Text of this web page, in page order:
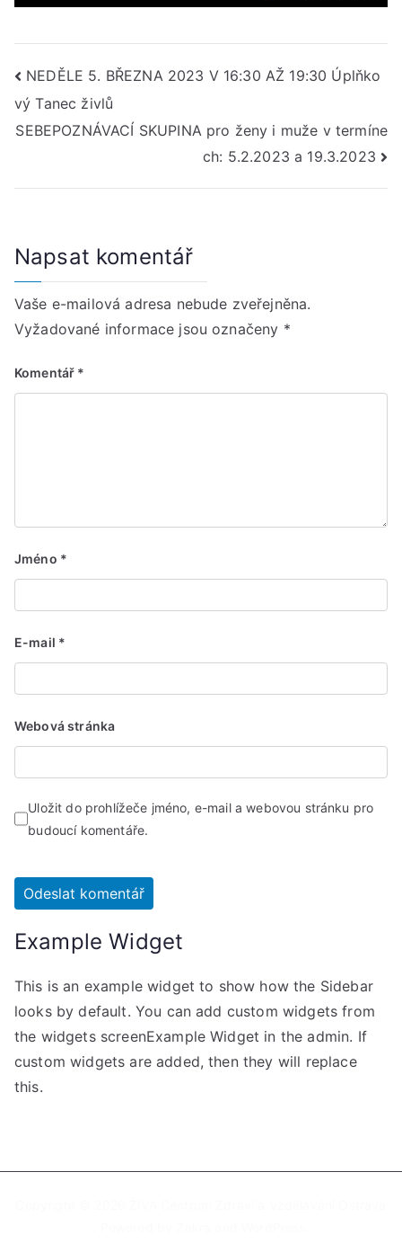
Navigace
pro
NEDĚLE 5. BŘEZNA 2023 V 16:30 AŽ 19:30 Úplňko
vý Tanec živlů
SEBEPOZNÁVACÍ SKUPINA pro ženy i muže v termíne
ch: 5.2.2023 a 19.3.2023
Napsat komentář
Vaše e-mailová adresa nebude zveřejněna.
Vyžadované informace jsou označeny *
Komentář *
Jméno *
E-mail *
Webová stránka
Uložit do prohlížeče jméno, e-mail a webovou stránku pro
budoucí komentáře.
Example Widget
This is an example widget to show how the Sidebar
looks by default. You can add custom widgets from
the widgets screenExample Widget in the admin. If
custom widgets are added, then they will replace
this.